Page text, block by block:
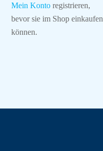
Mein Konto registrieren,
bevor sie im Shop einkaufen
können.